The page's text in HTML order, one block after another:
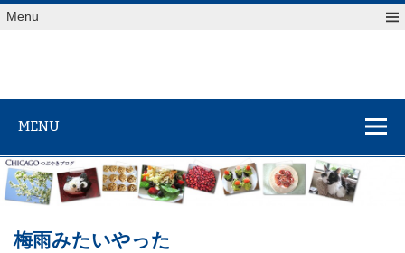
Skip
toMenu
MENU
梅雨みたいやった